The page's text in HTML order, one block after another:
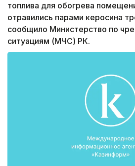
топлива для обогрева
отравились парами керосина
сообщило Министерство по
ситуациям (МЧС) РК.